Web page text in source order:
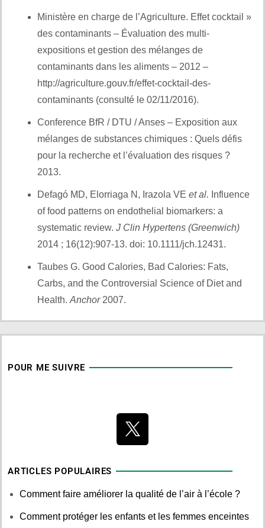
Ministère en charge de l’Agriculture. Effet cocktail »
des contaminants – Évaluation des multi-
expositions et gestion des mélanges de
contaminants dans les aliments – 2012 –
http://agriculture.gouv.fr/effet-cocktail-des-
contaminants (consulté le 02/11/2016).
Conference BfR / DTU / Anses – Exposition aux
mélanges de substances chimiques : Quels défis
pour la recherche et l’évaluation des risques ?
2013.
Defagó MD, Elorriaga N, Irazola VE et al. Influence
of food patterns on endothelial biomarkers: a
systematic review. J Clin Hypertens (Greenwich)
2014 ; 16(12):907-13. doi: 10.1111/jch.12431.
Taubes G. Good Calories, Bad Calories: Fats,
Carbs, and the Controversial Science of Diet and
Health. Anchor2007.
POUR ME SUIVRE
ARTICLES POPULAIRES
Comment faire améliorer la qualité de l’air à l’école ?
Comment protéger les enfants et les femmes enceintes